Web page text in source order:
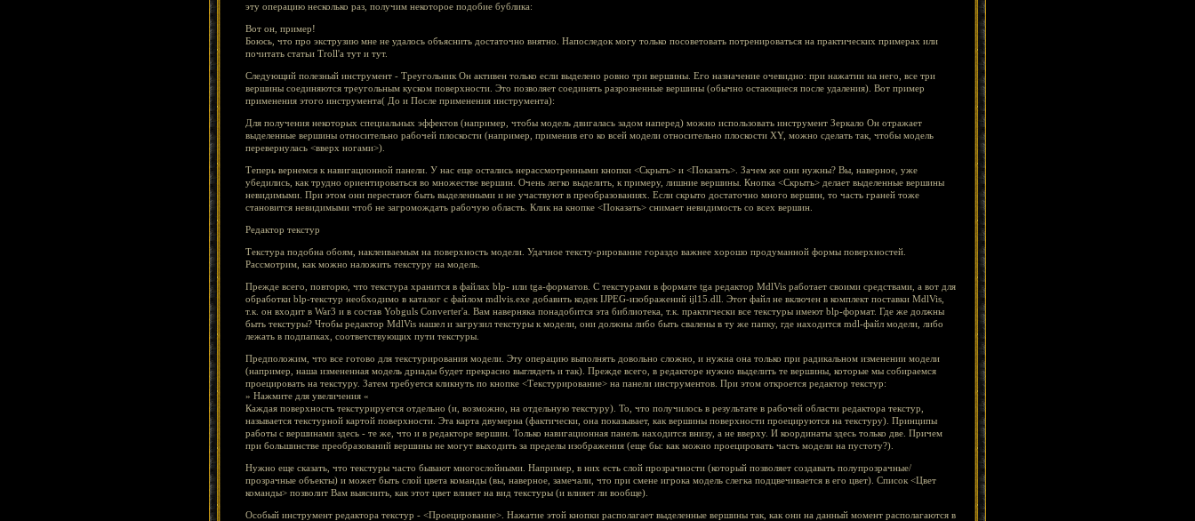
эту операцию несколько раз, получим некоторое подобие бублика:
Вот он, пример!
Боюсь, что про экструзию мне не удалось объяснить достаточно внятно. Напоследок могу только посоветовать потренироваться на практических примерах или
почитать статьи Troll'а тут и тут.
Следующий полезный инструмент - Треугольник Он активен только если выделено ровно три вершины. Его назначение очевидно: при нажатии на него, все три
вершины соединяются треугольным куском поверхности. Это позволяет соединять разрозненные вершины (обычно остающиеся после удаления). Вот пример
применения этого инструмента( До и После применения инструмента):
Для получения некоторых специальных эффектов (например, чтобы модель двигалась задом наперед) можно использовать инструмент Зеркало Он отражает
выделенные вершины относительно рабочей плоскости (например, применив его ко всей модели относительно плоскости XY, можно сделать так, чтобы модель
перевернулась <вверх ногами>).
Теперь вернемся к навигационной панели. У нас еще остались нерассмотренными кнопки <Скрыть> и <Показать>. Зачем же они нужны? Вы, наверное, уже
убедились, как трудно ориентироваться во множестве вершин. Очень легко выделить, к примеру, лишние вершины. Кнопка <Скрыть> делает выделенные вершины
невидимыми. При этом они перестают быть выделенными и не участвуют в преобразованиях. Если скрыто достаточно много вершин, то часть граней тоже
становится невидимыми чтоб не загромождать рабочую область. Клик на кнопке <Показать> снимает невидимость со всех вершин.
Редактор текстур
Текстура подобна обоям, наклеиваемым на поверхность модели. Удачное тексту-рирование гораздо важнее хорошо продуманной формы поверхностей.
Рассмотрим, как можно наложить текстуру на модель.
Прежде всего, повторю, что текстура хранится в файлах blp- или tga-форматов. С текстурами в формате tga редактор MdlVis работает своими средствами, а вот для
обработки blp-текстур необходимо в каталог с файлом mdlvis.exe добавить кодек IJPEG-изображений ijl15.dll. Этот файл не включен в комплект поставки MdlVis,
т.к. он входит в War3 и в состав Yobguls Converter'а. Вам наверняка понадобится эта библиотека, т.к. практически все текстуры имеют blp-формат. Где же должны
быть текстуры? Чтобы редактор MdlVis нашел и загрузил текстуры к модели, они должны либо быть свалены в ту же папку, где находится mdl-файл модели, либо
лежать в подпапках, соответствующих пути текстуры.
Предположим, что все готово для текстурирования модели. Эту операцию выполнять довольно сложно, и нужна она только при радикальном изменении модели
(например, наша измененная модель дриады будет прекрасно выглядеть и так). Прежде всего, в редакторе нужно выделить те вершины, которые мы собираемся
проецировать на текстуру. Затем требуется кликнуть по кнопке <Текстурирование> на панели инструментов. При этом откроется редактор текстур:
» Нажмите для увеличения «
Каждая поверхность текстурируется отдельно (и, возможно, на отдельную текстуру). То, что получилось в результате в рабочей области редактора текстур,
называется текстурной картой поверхности. Эта карта двумерна (фактически, она показывает, как вершины поверхности проецируются на текстуру). Принципы
работы с вершинами здесь - те же, что и в редакторе вершин. Только навигационная панель находится внизу, а не вверху. И координаты здесь только две. Причем
при большинстве преобразований вершины не могут выходить за пределы изображения (еще бы: как можно проецировать часть модели на пустоту?).
Нужно еще сказать, что текстуры часто бывают многослойными. Например, в них есть слой прозрачности (который позволяет создавать полупрозрачные/
прозрачные объекты) и может быть слой цвета команды (вы, наверное, замечали, что при смене игрока модель слегка подцвечивается в его цвет). Список <Цвет
команды> позволит Вам выяснить, как этот цвет влияет на вид текстуры (и влияет ли вообще).
Особый инструмент редактора текстур - <Проецирование>. Нажатие этой кнопки располагает выделенные вершины так, как они на данный момент располагаются в